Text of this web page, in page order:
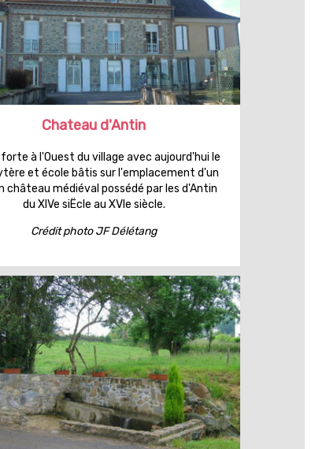
Chateau d'Antin
à l'Ouest du village avec aujourd'hui le
et école bâtis sur l'emplacement d'un
château médiéval possédé par les d'Antin
du XIVe siËcle au XVIe siècle.
Crédit photo JF Délétang